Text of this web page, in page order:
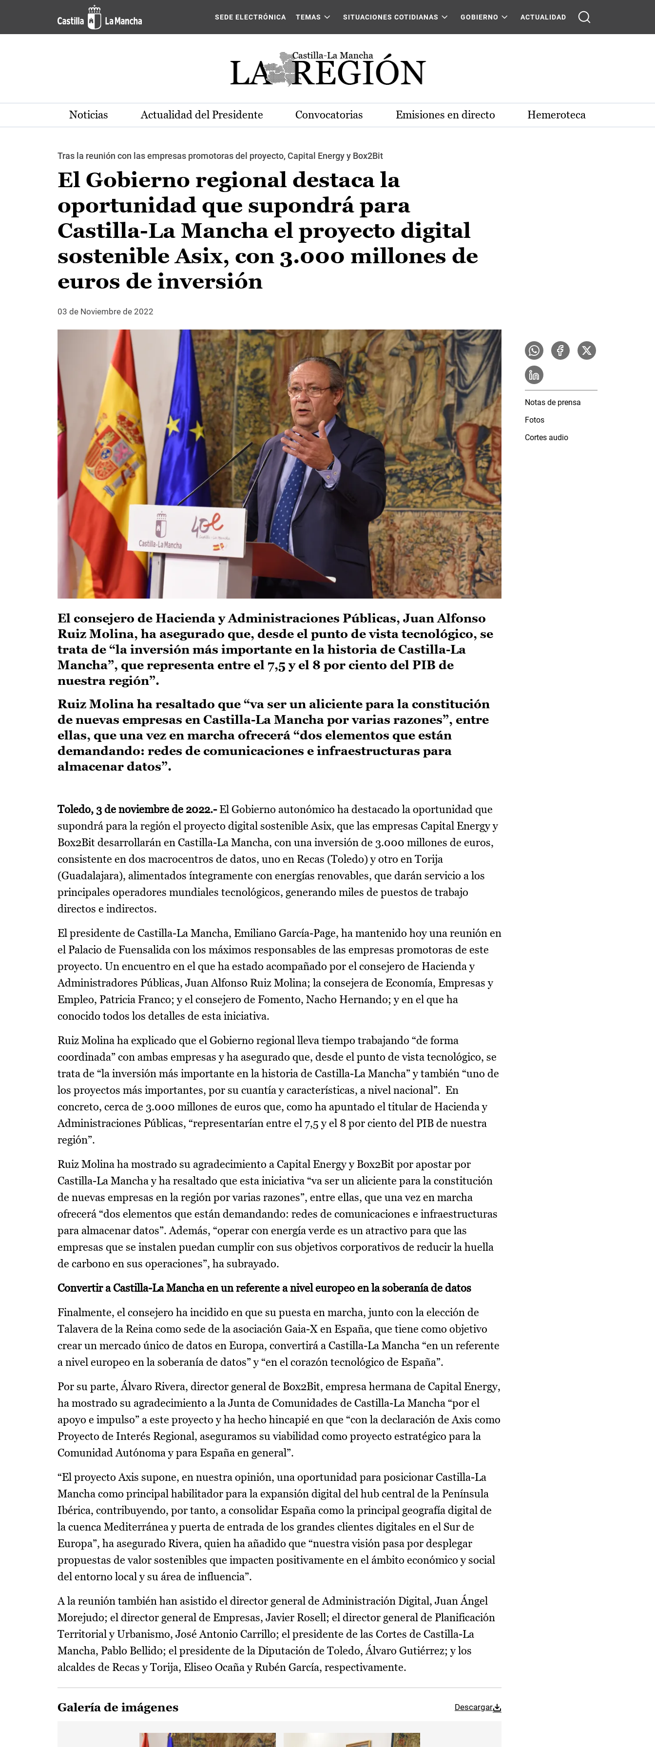
Pasar al contenido principal
SEDE ELECTRÓNICA TEMAS SITUACIONES COTIDIANAS GOBIERNO ACTUALIDAD
Noticias Actualidad del Presidente Convocatorias Emisiones en directo Hemeroteca
Tras la reunión con las empresas promotoras del proyecto, Capital Energy y Box2Bit
El Gobierno regional destaca la
oportunidad que supondrá para
Castilla-La Mancha el proyecto digital
sostenible Asix, con 3.000 millones de
euros de inversión
03 de Noviembre de 2022
El consejero de Hacienda y Administraciones Públicas, Juan Alfonso
Ruiz Molina, ha asegurado que, desde el punto de vista tecnológico, se
trata de “la inversión más importante en la historia de Castilla-La
Mancha”, que representa entre el 7,5 y el 8 por ciento del PIB de
nuestra región”.
Ruiz Molina ha resaltado que “va ser un aliciente para la constitución
de nuevas empresas en Castilla-La Mancha por varias razones”, entre
ellas, que una vez en marcha ofrecerá “dos elementos que están
demandando: redes de comunicaciones e infraestructuras para
almacenar datos”.
Toledo, 3 de noviembre de 2022.-El Gobierno autonómico ha destacado la oportunidad que
supondrá para la región el proyecto digital sostenible Asix, que las empresas Capital Energy y
Box2Bit desarrollarán en Castilla-La Mancha, con una inversión de 3.000 millones de euros,
consistente en dos macrocentros de datos, uno en Recas (Toledo) y otro en Torija
(Guadalajara), alimentados íntegramente con energías renovables, que darán servicio a los
principales operadores mundiales tecnológicos, generando miles de puestos de trabajo
directos e indirectos.
El presidente de Castilla-La Mancha, Emiliano García-Page, ha mantenido hoy una reunión en
el Palacio de Fuensalida con los máximos responsables de las empresas promotoras de este
proyecto. Un encuentro en el que ha estado acompañado por el consejero de Hacienda y
Administradores Públicas, Juan Alfonso Ruiz Molina; la consejera de Economía, Empresas y
Empleo, Patricia Franco; y el consejero de Fomento, Nacho Hernando; y en el que ha
conocido todos los detalles de esta iniciativa.
Ruiz Molina ha explicado que el Gobierno regional lleva tiempo trabajando “de forma
coordinada” con ambas empresas y ha asegurado que, desde el punto de vista tecnológico, se
trata de “la inversión más importante en la historia de Castilla-La Mancha” y también “uno de
los proyectos más importantes, por su cuantía y características, a nivel nacional”. En
concreto, cerca de 3.000 millones de euros que, como ha apuntado el titular de Hacienda y
Administraciones Públicas, “representarían entre el 7,5 y el 8 por ciento del PIB de nuestra
región”.
Ruiz Molina ha mostrado su agradecimiento a Capital Energy y Box2Bit por apostar por
Castilla-La Mancha y ha resaltado que esta iniciativa “va ser un aliciente para la constitución
de nuevas empresas en la región por varias razones”, entre ellas, que una vez en marcha
ofrecerá “dos elementos que están demandando: redes de comunicaciones e infraestructuras
para almacenar datos”. Además, “operar con energía verde es un atractivo para que las
empresas que se instalen puedan cumplir con sus objetivos corporativos de reducir la huella
de carbono en sus operaciones”, ha subrayado.
Convertir a Castilla-La Mancha en un referente a nivel europeo en la soberanía de datos
Finalmente, el consejero ha incidido en que su puesta en marcha, junto con la elección de
Talavera de la Reina como sede de la asociación Gaia-X en España, que tiene como objetivo
crear un mercado único de datos en Europa, convertirá a Castilla-La Mancha “en un referente
a nivel europeo en la soberanía de datos” y “en el corazón tecnológico de España”.
Por su parte, Álvaro Rivera, director general de Box2Bit, empresa hermana de Capital Energy,
ha mostrado su agradecimiento a la Junta de Comunidades de Castilla-La Mancha “por el
apoyo e impulso” a este proyecto y ha hecho hincapié en que “con la declaración de Axis como
Proyecto de Interés Regional, aseguramos su viabilidad como proyecto estratégico para la
Comunidad Autónoma y para España en general”.
“El proyecto Axis supone, en nuestra opinión, una oportunidad para posicionar Castilla-La
Mancha como principal habilitador para la expansión digital del hub central de la Península
Ibérica, contribuyendo, por tanto, a consolidar España como la principal geografía digital de
la cuenca Mediterránea y puerta de entrada de los grandes clientes digitales en el Sur de
Europa”, ha asegurado Rivera, quien ha añadido que “nuestra visión pasa por desplegar
propuestas de valor sostenibles que impacten positivamente en el ámbito económico y social
del entorno local y su área de influencia”.
A la reunión también han asistido el director general de Administración Digital, Juan Ángel
Morejudo; el director general de Empresas, Javier Rosell; el director general de Planificación
Territorial y Urbanismo, José Antonio Carrillo; el presidente de las Cortes de Castilla-La
Mancha, Pablo Bellido; el presidente de la Diputación de Toledo, Álvaro Gutiérrez; y los
alcaldes de Recas y Torija, Eliseo Ocaña y Rubén García, respectivamente.
Galería de imágenes Descargar
Notas de prensa
Fotos
Cortes audio